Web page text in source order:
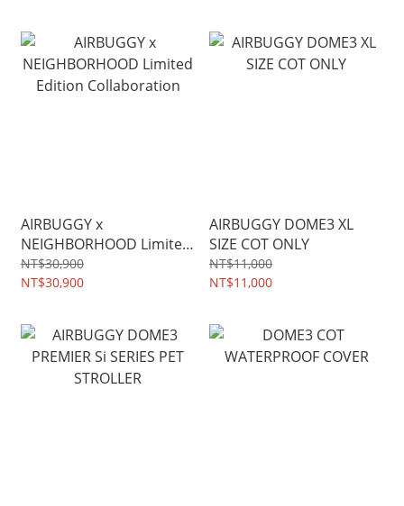
AIRBUGGY x
NEIGHBORHOOD Limited
Edition Collaboration
NT$30,900
NT$30,900
AIRBUGGY DOME3 XL
SIZE COT ONLY
NT$11,000
NT$11,000